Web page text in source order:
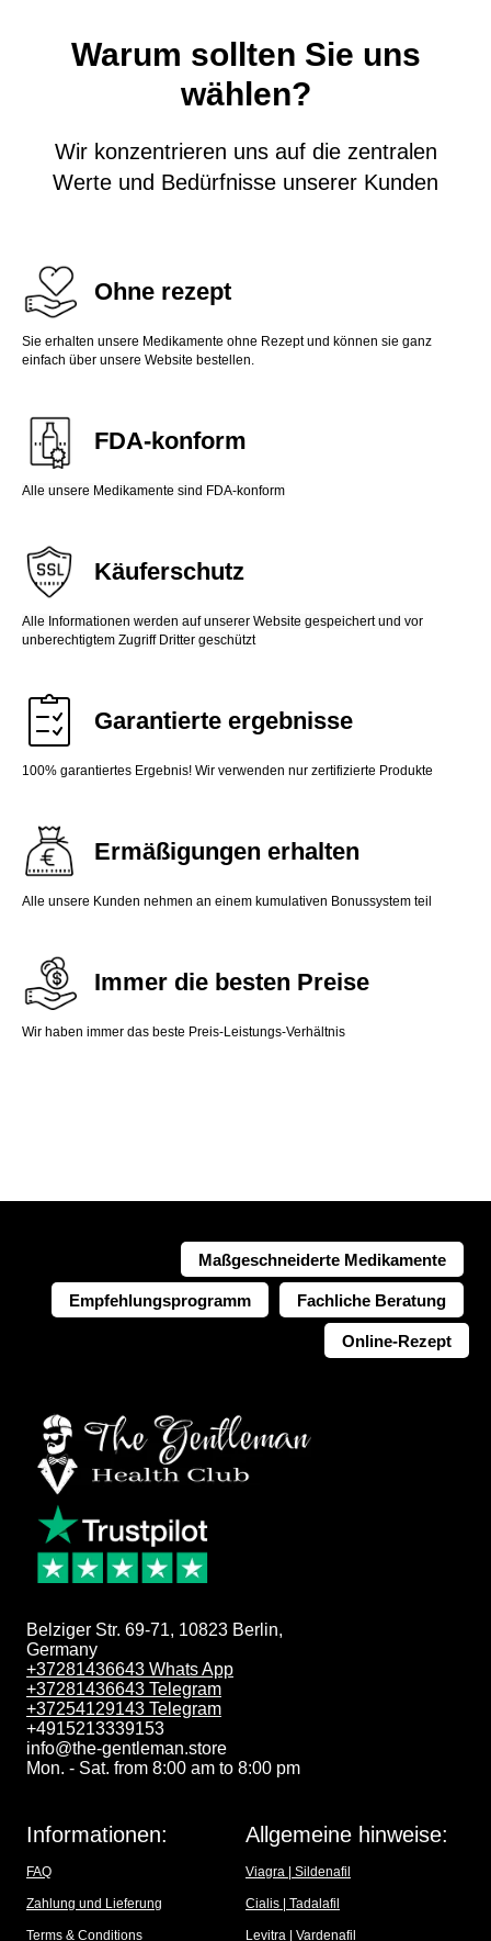
Warum sollten Sie uns
wählen?
Wir konzentrieren uns auf die zentralen
Werte und Bedürfnisse unserer Kunden
Ohne rezept
Sie erhalten unsere Medikamente ohne Rezept und können sie ganz
einfach über unsere Website bestellen.
FDA-konform
Alle unsere Medikamente sind FDA-konform
Käuferschutz
Alle Informationen werden auf unserer Website gespeichert und vor
unberechtigtem Zugriff Dritter geschützt
Garantierte ergebnisse
100% garantiertes Ergebnis! Wir verwenden nur zertifizierte Produkte
Ermäßigungen erhalten
Alle unsere Kunden nehmen an einem kumulativen Bonussystem teil
Immer die besten Preise
Wir haben immer das beste Preis-Leistungs-Verhältnis
Maßgeschneiderte Medikamente
Empfehlungsprogramm Fachliche Beratung
Online-Rezept
Belziger Str. 69-71, 10823 Berlin,
Germany
+37281436643 Whats App
+37281436643 Telegram
+37254129143 Telegram
+4915213339153
info@the-gentleman.store
Mon. - Sat. from 8:00 am to 8:00 pm
Informationen:
FAQ
Zahlung und Lieferung
Terms & Conditions
Allgemeine hinweise:
Viagra | Sildenafil
Cialis | Tadalafil
Levitra | Vardenafil